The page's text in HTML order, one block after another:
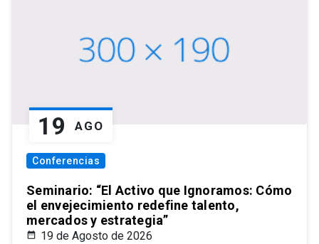
19 AGO
Conferencias
Seminario: “El Activo que Ignoramos: Cómo
el envejecimiento redefine talento,
mercados y estrategia”
19 de Agosto de 2026